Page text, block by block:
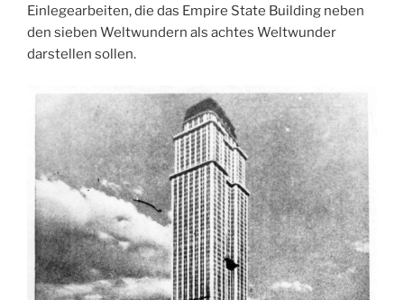
Einlegearbeiten, die das Empire State Building neben
den sieben Weltwundern als achtes Weltwunder
darstellen sollen.